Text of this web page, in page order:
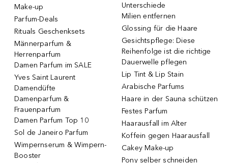
Make-up
Parfum-Deals
Rituals Geschenksets
Männerparfum &
Herrenparfum
Damen Parfum im SALE
Yves Saint Laurent
Damendüfte
Damenparfum &
Frauenparfum
Damen Parfum Top 10
Sol de Janeiro Parfum
Wimpernserum & Wimpern-
Booster
Unterschiede
Milien entfernen
Glossing für die Haare
Gesichtspflege: Diese
Reihenfolge ist die richtige
Dauerwelle pflegen
Lip Tint & Lip Stain
Arabische Parfums
Haare in der Sauna schützen
Festes Parfum
Haarausfall im Alter
Koffein gegen Haarausfall
Cakey Make-up
Pony selber schneiden